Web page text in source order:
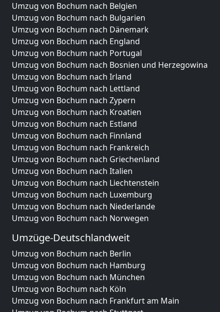
Umzug von Bochum nach Belgien
Umzug von Bochum nach Bulgarien
Umzug von Bochum nach Dänemark
Umzug von Bochum nach England
Umzug von Bochum nach Portugal
Umzug von Bochum nach Bosnien und Herzegowina
Umzug von Bochum nach Irland
Umzug von Bochum nach Lettland
Umzug von Bochum nach Zypern
Umzug von Bochum nach Kroatien
Umzug von Bochum nach Estland
Umzug von Bochum nach Finnland
Umzug von Bochum nach Frankreich
Umzug von Bochum nach Griechenland
Umzug von Bochum nach Italien
Umzug von Bochum nach Liechtenstein
Umzug von Bochum nach Luxemburg
Umzug von Bochum nach Niederlande
Umzug von Bochum nach Norwegen
Umzüge-Deutschlandweit
Umzug von Bochum nach Berlin
Umzug von Bochum nach Hamburg
Umzug von Bochum nach München
Umzug von Bochum nach Köln
Umzug von Bochum nach Frankfurt am Main